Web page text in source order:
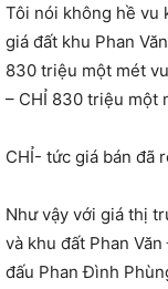
Tôi nói không hề vu
giá đất khu Phan
830 triệu một mét
– CHỈ 830 triệu một
CHỈ- tức giá bán đã
Như vậy với giá thị
và khu đất Phan
đấu Phan Đình